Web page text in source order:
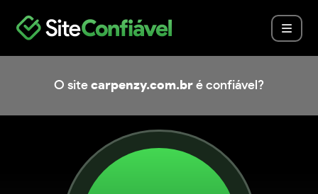
O site carpenzy.com.br é confiável?